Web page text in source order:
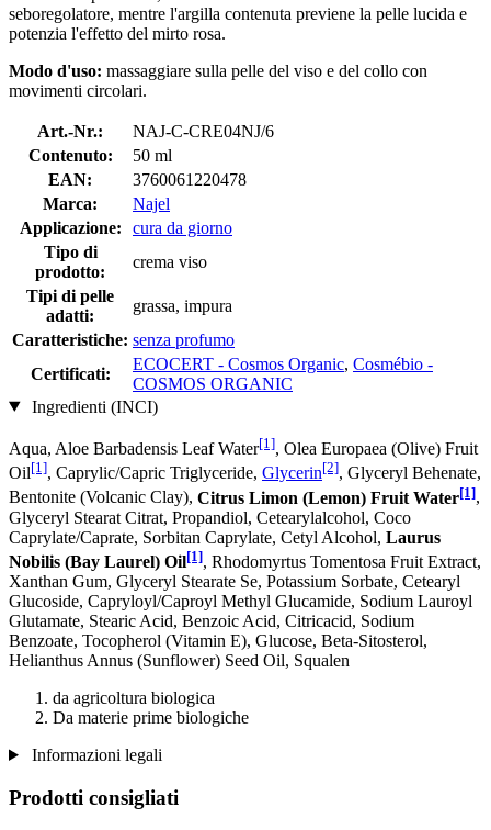
seboregolatore, mentre l'argilla contenuta previene la pelle lucida e
potenzia l'effetto del mirto rosa.
Modo d'uso: massaggiare sulla pelle del viso e del collo con
movimenti circolari.
Art.-Nr.:
NAJ-C-CRE04NJ/6
Contenuto:
50 ml
EAN:
3760061220478
Marca:
Najel
Applicazione:
cura da giorno
Tipo di
prodotto:
crema viso
Tipi di pelle
adatti:
grassa, impura
Caratteristiche: senza profumo
Certificati:
ECOCERT - Cosmos Organic, Cosmébio -
COSMOS ORGANIC
Ingredienti (INCI)
Aqua, Aloe Barbadensis Leaf Water[1], Olea Europaea (Olive) Fruit
Oil[1], Caprylic/Capric Triglyceride, Glycerin[2], Glyceryl Behenate,
Bentonite (Volcanic Clay), Citrus Limon (Lemon) Fruit Water[1],
Glyceryl Stearat Citrat, Propandiol, Cetearylalcohol, Coco
Caprylate/Caprate, Sorbitan Caprylate, Cetyl Alcohol, Laurus
Nobilis (Bay Laurel) Oil[1], Rhodomyrtus Tomentosa Fruit Extract,
Xanthan Gum, Glyceryl Stearate Se, Potassium Sorbate, Cetearyl
Glucoside, Capryloyl/Caproyl Methyl Glucamide, Sodium Lauroyl
Glutamate, Stearic Acid, Benzoic Acid, Citricacid, Sodium
Benzoate, Tocopherol (Vitamin E), Glucose, Beta-Sitosterol,
Helianthus Annus (Sunflower) Seed Oil, Squalen
da agricoltura biologica
Da materie prime biologiche
Informazioni legali
Prodotti consigliati